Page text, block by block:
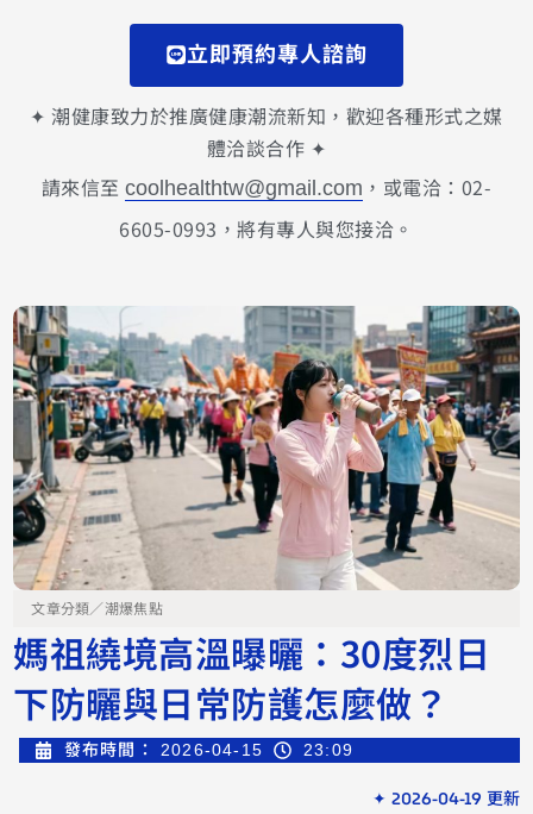
立即預約專人諮詢
✦ 潮健康致力於推廣健康潮流新知，歡迎各種形式之媒
體洽談合作 ✦
請來信至coolhealthtw@gmail.com ，或電洽：02-
6605-0993，將有專人與您接洽。
文章分類／潮爆焦點
媽祖繞境高溫曝曬：30度烈日
下防曬與日常防護怎麼做？
發布時間： 2026-04-15 23:09
✦ 2026-04-19 更新